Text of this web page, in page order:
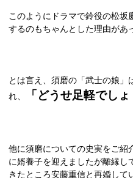
このようにドラマで鈴役の松坂
するのもちゃんとした理由があ
とは言え、須磨の「武士の娘」
れ、
「どうせ足軽でしょ
他に須磨についての史実をご紹
に婿養子を迎えましたが離縁し
きたところ安藤重信と再婚して